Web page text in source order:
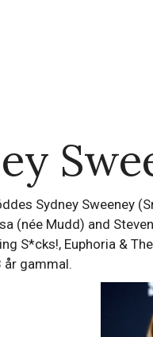
Sydney Sweeney
(née Mudd) and
S*cks!, Euphoria &
år gammal.